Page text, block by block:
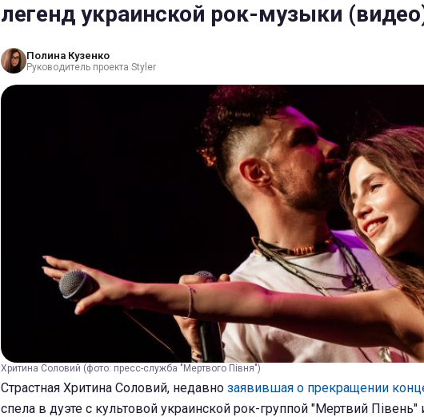
легенд украинской рок-музыки
Полина Кузенко
Руководитель проекта Styler
Хритина Соловий (фото: пресс-служба "Мертвого Півня")
Страстная Хритина Соловий, недавно заявившая о прекращении
спела в дуэте с культовой украинской рок-группой "Мертвий Півень"